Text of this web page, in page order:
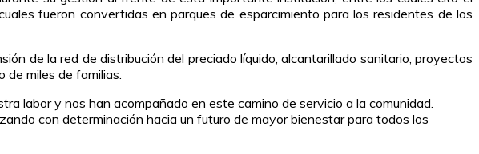
fueron convertidas en parques de esparcimiento para los residentes de los
de la red de distribución del preciado líquido, alcantarillado sanitario, proyectos
miles de familias.
labor y nos han acompañado en este camino de servicio a la comunidad.
con determinación hacia un futuro de mayor bienestar para todos los